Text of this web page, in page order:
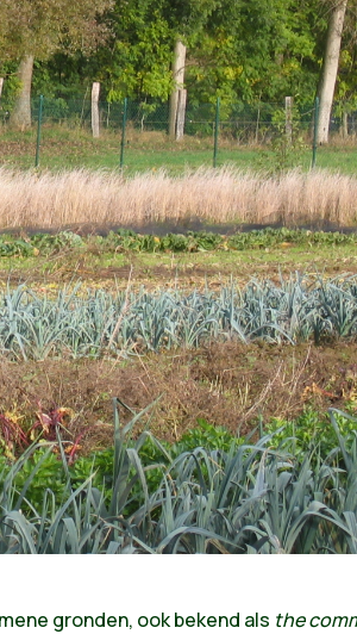
gronden, ook bekend als the